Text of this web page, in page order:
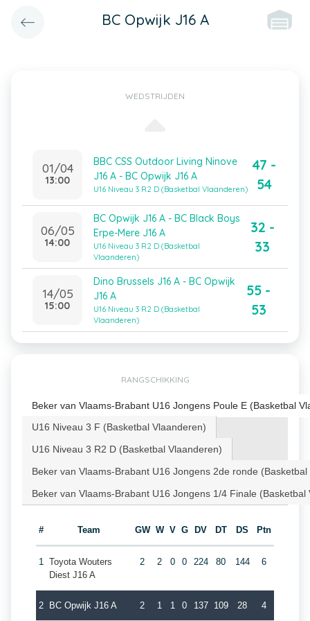
BC Opwijk J16 A
WEDSTRIJDEN
01/04
13:00
BBC CSS Outdoor Living Ninove
J16 A - BC Opwijk J16 A
U16 Niveau 3 R2 D (Basketbal Vlaanderen)
47 -
54
06/05
14:00
BC Opwijk J16 A - BC Black Boys
Erpe-Mere J16 A
U16 Niveau 3 R2 D (Basketbal
Vlaanderen)
32 -
33
14/05
15:00
Dino Brussels J16 A - BC Opwijk
J16 A
U16 Niveau 3 R2 D (Basketbal
Vlaanderen)
55 -
53
RANGSCHIKKING
Beker van Vlaams-Brabant U16 Jongens Poule E (Basketbal
U16 Niveau 3 F (Basketbal Vlaanderen)
U16 Niveau 3 R2 D (Basketbal Vlaanderen)
Beker van Vlaams-Brabant U16 Jongens 2de ronde
Beker van Vlaams-Brabant U16 Jongens 1/4 Finale (Basketbal
# Team GW W V G DV DT DS Ptn
1 Toyota Wouters
Diest J16 A
2 2 0 0 224 80 144 6
2 BC Opwijk J16 A 2 1 1 0 137 109 28 4